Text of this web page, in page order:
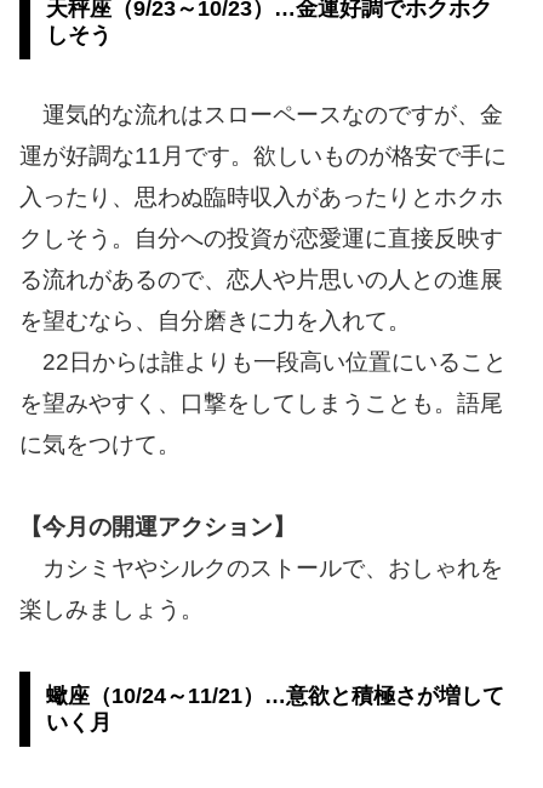
天秤座（9/23～10/23）…金運好調でホクホク
しそう
運気的な流れはスローペースなのですが、金
運が好調な11月です。欲しいものが格安で手に
入ったり、思わぬ臨時収入があったりとホクホ
クしそう。自分への投資が恋愛運に直接反映す
る流れがあるので、恋人や片思いの人との進展
を望むなら、自分磨きに力を入れて。
22日からは誰よりも一段高い位置にいること
を望みやすく、口撃をしてしまうことも。語尾
に気をつけて。
【今月の開運アクション】
カシミヤやシルクのストールで、おしゃれを
楽しみましょう。
蠍座（10/24～11/21）…意欲と積極さが増して
いく月